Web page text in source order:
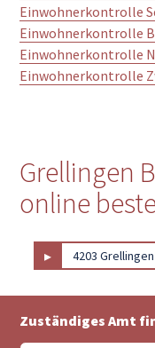
Einwohnerkontrolle
Einwohnerkontrolle
Einwohnerkontrolle
Einwohnerkontrolle
Grellingen
online
▸ 4203 Grellingen
Zuständiges Amt